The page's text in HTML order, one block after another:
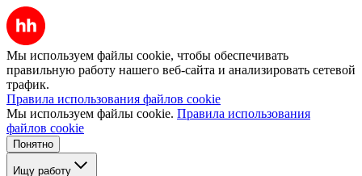
Мы используем файлы cookie, чтобы обеспечивать
правильную работу нашего веб-сайта и анализировать сетевой
трафик.
Правила использования файлов cookie
Мы используем файлы cookie. Правила использования
файлов cookie
Понятно
Ищу работу